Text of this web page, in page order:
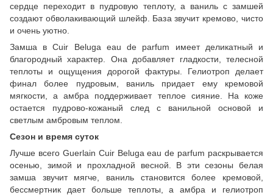
сердце переходит в пудровую теплоту, а ваниль с замшей
создают обволакивающий шлейф. База звучит кремово, чисто
и очень уютно.
Замша в Cuir Beluga eau de parfum имеет деликатный и
благородный характер. Она добавляет гладкости, телесной
теплоты и ощущения дорогой фактуры. Гелиотроп делает
финал более пудровым, ваниль придает ему кремовой
мягкости, а амбра поддерживает теплое сияние. На коже
остается пудрово-кожаный след с ванильной основой и
светлым амбровым теплом.
Сезон и время суток
Лучше всего Guerlain Cuir Beluga eau de parfum раскрывается
осенью, зимой и прохладной весной. В эти сезоны белая
замша звучит мягче, ваниль становится более кремовой,
бессмертник дает больше теплоты, а амбра и гелиотроп